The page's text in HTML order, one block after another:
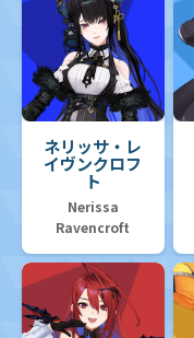
ネリッサ・レ
イヴンクロフ
ト
Nerissa
Ravencroft